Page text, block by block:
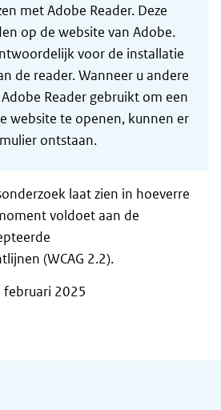
met Adobe Reader. Deze
op de website van Adobe.
voor de installatie
de reader. Wanneer u andere
Reader gebruikt om een
website te openen, kunnen er
ontstaan.
laat zien in hoeverre
voldoet aan de
(WCAG 2.2).
februari 2025